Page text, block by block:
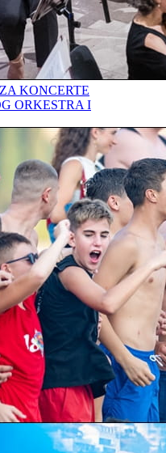
KONCERTE
ORKESTRA I